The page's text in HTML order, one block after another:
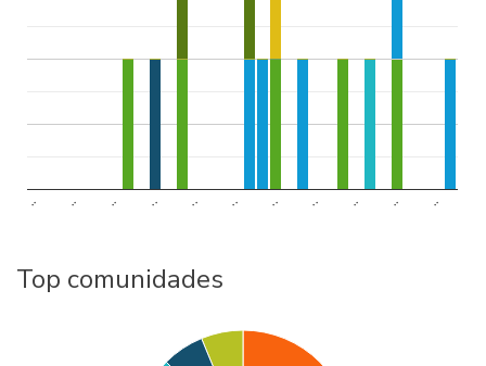
.. .. .. .. .. .. .. .. .. .. ..
Top comunidades